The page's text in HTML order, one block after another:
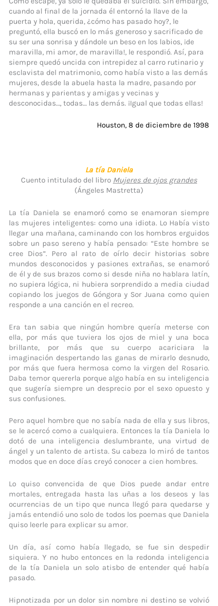
cuando al final de la jornada él entornó la llave de la
puerta y hola, querida, ¿cómo has pasado hoy?, le
preguntó, ella buscó en lo más generoso y sacrificado de
su ser una sonrisa y dándole un beso en los labios, ¡de
maravilla, mi amor, de maravilla!, le respondió. Así, para
siempre quedó uncida con intrepidez al carro rutinario y
esclavista del matrimonio, como había visto a las demás
mujeres, desde la abuela hasta la madre, pasando por
hermanas y parientas y amigas y vecinas y
desconocidas…, todas… las demás. ¡Igual que todas ellas!
Houston, 8 de diciembre de 1998
La tía Daniela
Cuento intitulado del libro Mujeres de ojos grandes
(Ángeles Mastretta)
La tía Daniela se enamoró como se enamoran siempre
las mujeres inteligentes: como una idiota. Lo Había visto
llegar una mañana, caminando con los hombros erguidos
sobre un paso sereno y había pensado: “Este hombre se
cree Dios”. Pero al rato de oírlo decir historias sobre
mundos desconocidos y pasiones extrañas, se enamoró
de él y de sus brazos como si desde niña no hablara latín,
no supiera lógica, ni hubiera sorprendido a media ciudad
copiando los juegos de Góngora y Sor Juana como quien
responde a una canción en el recreo.
Era tan sabia que ningún hombre quería meterse con
ella, por más que tuviera los ojos de miel y una boca
brillante, por más que su cuerpo acariciara la
imaginación despertando las ganas de mirarlo desnudo,
por más que fuera hermosa como la virgen del Rosario.
Daba temor quererla porque algo había en su inteligencia
que sugería siempre un desprecio por el sexo opuesto y
sus confusiones.
Pero aquel hombre que no sabía nada de ella y sus libros,
se le acercó como a cualquiera. Entonces la tía Daniela lo
dotó de una inteligencia deslumbrante, una virtud de
ángel y un talento de artista. Su cabeza lo miró de tantos
modos que en doce días creyó conocer a cien hombres.
Lo quiso convencida de que Dios puede andar entre
mortales, entregada hasta las uñas a los deseos y las
ocurrencias de un tipo que nunca llegó para quedarse y
jamás entendió uno solo de todos los poemas que Daniela
quiso leerle para explicar su amor.
Un día, así como había llegado, se fue sin despedir
siquiera. Y no hubo entonces en la redonda inteligencia
de la tía Daniela un solo atisbo de entender qué había
pasado.
Hipnotizada por un dolor sin nombre ni destino se volvió